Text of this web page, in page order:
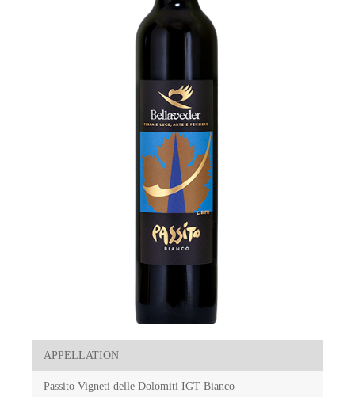
APPELLATION
Passito Vigneti delle Dolomiti IGT Bianco